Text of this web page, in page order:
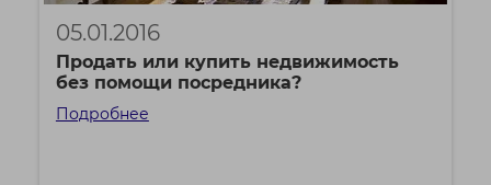
05.01.2016
Продать или купить недвижимость
без помощи посредника?
Подробнее